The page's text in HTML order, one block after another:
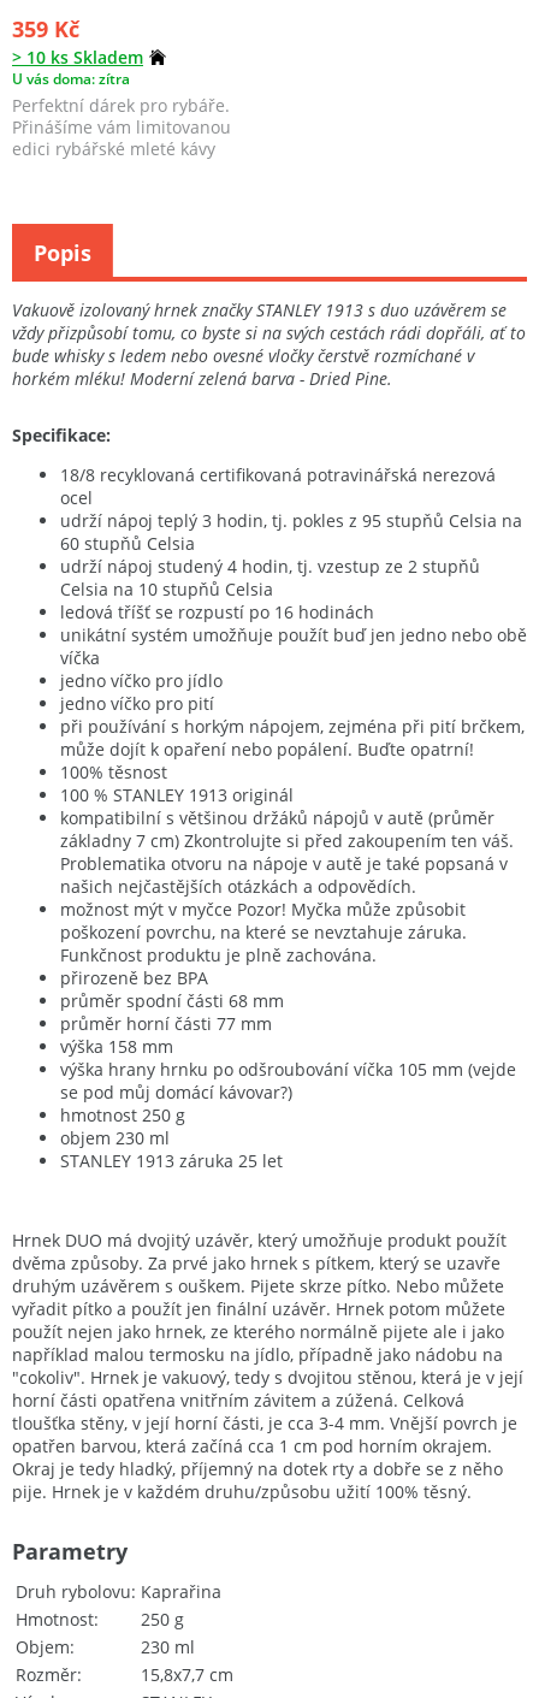
359 Kč
> 10 ks Skladem
U vás doma: zítra
Perfektní dárek pro rybáře.
Přinášíme vám limitovanou
edici rybářské mleté kávy
Vakuově izolovaný hrnek značky STANLEY 1913 s duo uzávěrem se
vždy přizpůsobí tomu, co byste si na svých cestách rádi dopřáli, ať to
bude whisky s ledem nebo ovesné vločky čerstvě rozmíchané v
horkém mléku! Moderní zelená barva - Dried Pine.
Specifikace:
18/8 recyklovaná certifikovaná potravinářská nerezová
ocel
udrží nápoj teplý 3 hodin, tj. pokles z 95 stupňů Celsia na
60 stupňů Celsia
udrží nápoj studený 4 hodin, tj. vzestup ze 2 stupňů
Celsia na 10 stupňů Celsia
ledová tříšť se rozpustí po 16 hodinách
unikátní systém umožňuje použít buď jen jedno nebo obě
víčka
jedno víčko pro jídlo
jedno víčko pro pití
při používání s horkým nápojem, zejména při pití brčkem,
může dojít k opaření nebo popálení. Buďte opatrní!
100% těsnost
100 % STANLEY 1913 originál
kompatibilní s většinou držáků nápojů v autě (průměr
základny 7 cm) Zkontrolujte si před zakoupením ten váš.
Problematika otvoru na nápoje v autě je také popsaná v
našich nejčastějších otázkách a odpovědích.
možnost mýt v myčce Pozor! Myčka může způsobit
poškození povrchu, na které se nevztahuje záruka.
Funkčnost produktu je plně zachována.
přirozeně bez BPA
průměr spodní části 68 mm
průměr horní části 77 mm
výška 158 mm
výška hrany hrnku po odšroubování víčka 105 mm (vejde
se pod můj domácí kávovar?)
hmotnost 250 g
objem 230 ml
STANLEY 1913 záruka 25 let
Hrnek DUO má dvojitý uzávěr, který umožňuje produkt použít
dvěma způsoby. Za prvé jako hrnek s pítkem, který se uzavře
druhým uzávěrem s ouškem. Pijete skrze pítko. Nebo můžete
vyřadit pítko a použít jen finální uzávěr. Hrnek potom můžete
použít nejen jako hrnek, ze kterého normálně pijete ale i jako
například malou termosku na jídlo, případně jako nádobu na
"cokoliv". Hrnek je vakuový, tedy s dvojitou stěnou, která je v její
horní části opatřena vnitřním závitem a zúžená. Celková
tloušťka stěny, v její horní části, je cca 3-4 mm. Vnější povrch je
opatřen barvou, která začíná cca 1 cm pod horním okrajem.
Okraj je tedy hladký, příjemný na dotek rty a dobře se z něho
pije. Hrnek je v každém druhu/způsobu užití 100% těsný.
Druh rybolovu Kaprařina
Hmotnost
250 g
Objem
230 ml
Rozměr
15,8x7,7 cm
Parametry
Popis